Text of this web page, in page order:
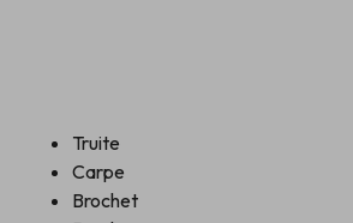
Truite
Carpe
Brochet